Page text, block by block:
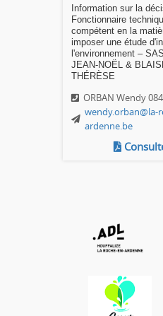
Information sur la
Fonctionnaire
compétent en la
imposer une étude
l'environnement –
JEAN-NOËL &
THÉRÈSE
ORBAN Wendy
wendy.orban@la-
ardenne.be